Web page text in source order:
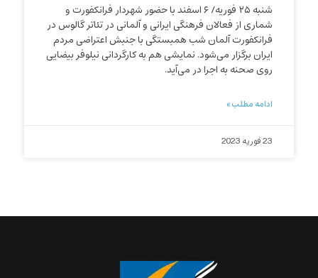
شنبه ۲۵ فوریه/ ۶ اسفند با حضور شهردار فرانکفورت و
شماری از فعالان فرهنگی ایرانی و آلمانی در تئاتر گالوس در
فرانکفورت آلمان شب همبستگی با جنبش اعتراضی مردم
ایران برگزار می‌شود. نمایشی هم به کارگردانی نیلوفر بیضایی
روی صحنه به اجرا در می‌آید.
ادامه مطلب »
23 فوریه 2023